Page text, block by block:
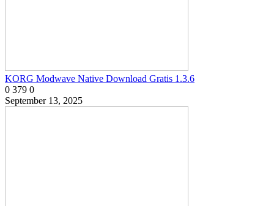
KORG Modwave Native Download Gratis 1.3.6
0 379 0
September 13, 2025